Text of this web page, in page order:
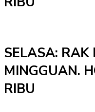
SELASA: RAK
MINGGUAN.
RIBU